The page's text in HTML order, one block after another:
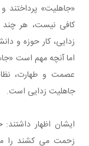
«جاهلیت» پرداختند
کافی نیست، هر
زدایی، کار حوزه و
اما آنچه مهم است
عصمت و طهارت،
جاهلیت زدایی است.
ایشان اظهار
زحمت می کشند را